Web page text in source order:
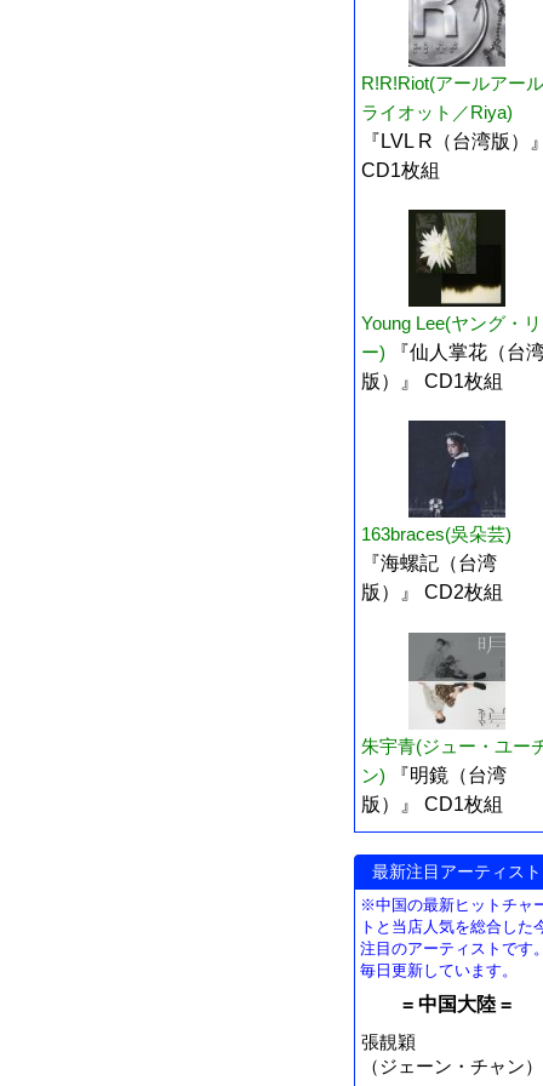
R!R!Riot(アールアール
ライオット／Riya)
『LVL R（台湾版）』
CD1枚組
Young Lee(ヤング・リ
ー)
『仙人掌花（台
版）』 CD1枚組
163braces(吳朵芸)
『海螺記（台湾
版）』 CD2枚組
朱宇青(ジュー・ユー
ン)
『明鏡（台湾
版）』 CD1枚組
最新注目アーティスト
※中国の最新ヒットチャ
トと当店人気を総合した
注目のアーティストです。
毎日更新しています。
= 中国大陸 =
張靚穎
（ジェーン・チャン）